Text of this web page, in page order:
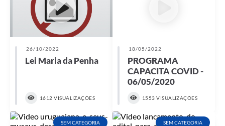
Tramitação de Processos
Colégio Agrícola Municipal
SIM - Serviço de Inspeção Municipal
COPIR - Coordenadoria de Promoção de Igualdade Racial
26/10/2022
Lei Maria da Penha
1612 VISUALIZAÇÕES
18/05/2022
PROGRAMA
CAPACITA COVID -
06/05/2020
1553 VISUALIZAÇÕES
SEM CATEGORIA SEM CATEGORIA